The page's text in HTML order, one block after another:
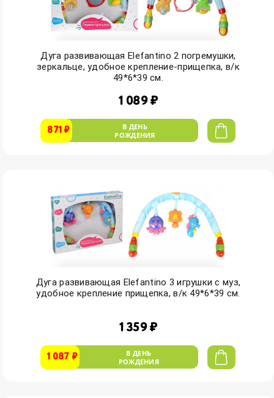
Дуга развивающая Elefantino 2 погремушки,
зеркальце, удобное крепление-прищепка, в/к
49*6*39 см.
1 089 ₽
871 ₽
В ДЕНЬ
РОЖДЕНИЯ
Дуга развивающая Elefantino 3 игрушки с муз,
удобное крепление прищепка, в/к 49*6*39 см.
1 359 ₽
1 087 ₽
В ДЕНЬ
РОЖДЕНИЯ